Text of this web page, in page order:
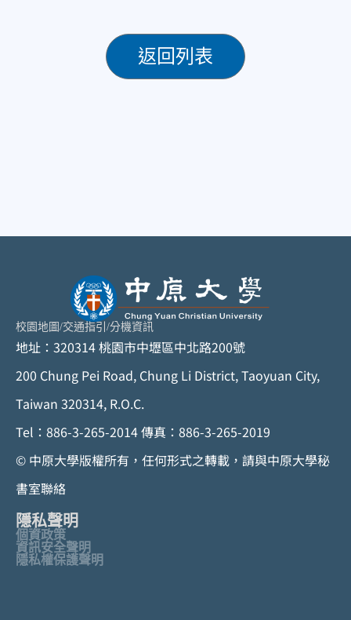
返回列表
校園地圖/交通指引 /分機資訊
地址：320314 桃園市中壢區中北路200號
200 Chung Pei Road, Chung Li District, Taoyuan City,
Taiwan 320314, R.O.C.
Tel：886-3-265-2014 傳真：886-3-265-2019
© 中原大學版權所有，任何形式之轉載，請與中原大學秘
書室聯絡
隱私聲明
個資政策
資訊安全聲明
隱私權保護聲明